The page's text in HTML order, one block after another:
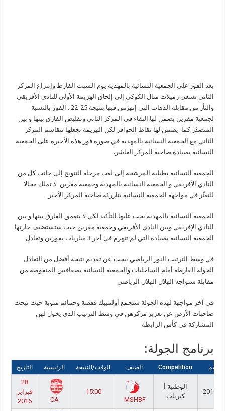
بعد الفوز على الجمعية النسائية بالمهدية يوم السبت الفارط وإنتزاع المركز
الثانيتسعى زميلات منال الكوكي إلى إلحاق الهزيمة الأولى للنادي الأفريقي
والثأر من مقابلة الذهاب التي إنهزمن فيها بنتيجة 25-22 . الفوز بالنسبة
لجمعية مقرين يضمن لها البقاء في المركز الثاني وتقليص الفارق بينها و بين
المتصدّر كما يضمن لها نقاط الحوافز لكن الهزيمة تجعلها تتقاسم المركز
الثاني مع الجمعية النسائية بالمهدية في صورة فوز هذه الأخيرة على الجمعية
النسائية بصيادة صاحبة المركز العاشر.
الجمعية النسائية بطبلبة المرشحة إلى لعب مرحلة التتويج إلى جانب كل من
النادي الأفريقي و الجمعية النسائية بالمهدية وجمعية مقرين لا تملك مجالا
للتعثّر في مواجهة الجمعية النسائية بتازركة صاحبة المركز الأخير
الجمعية النسائية بالمهدية يجب عليها التأكيد لكي لا يتعمق الفارق بينها و بين
النادي الإفريقي وبين النادي الأفريقي وجمعية مقرين حيث ستستضيف جارتها
الجمعية النسائية بصيادة التي لم تنهزم في أخر 3 مباريات بفوزين وتعادل
في وسط الترتيب النور الرياضي يبحث عن تقديم نتيجة أفضل من التعادل
الجولة الفارطة أمام الساحليات والجمعية النسائية بصفاقس المنقوصة من
مقابلة ستواجه الهلال الهلال الرياضي
في آخر مواجهة لهذه الجولة ستجمع أولمبيك قفصة وحمائم منوبة حيث تبحث
صاحبات الأرض عن تعزيز مركزهن في وسط الترتيب الذي يخول لهن
المشاركة في كأس الرابطة
برنامج الجولة:
التاريخ الرئيسية الوقت/النتيجة الضيف Competition
28
فبراير
2016
CA
15:00
MSHBF
الوطنية أ
كبريات
2016/